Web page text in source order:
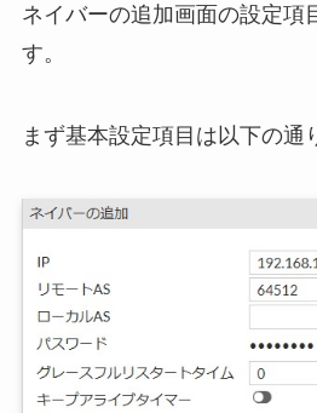
ネイバーの追加画面の設定項
す。
まず基本設定項目は以下の通